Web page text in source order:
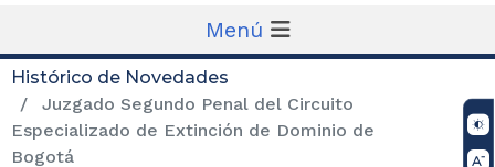
Menú
Histórico de Novedades
Juzgado Segundo Penal del Circuito
Especializado de Extinción de Dominio de
Bogotá